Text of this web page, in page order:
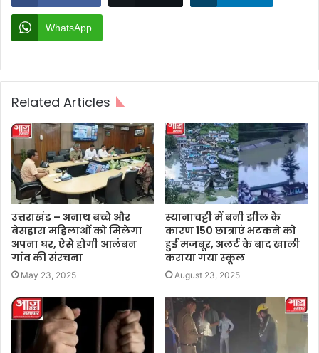
WhatsApp
Related Articles
उत्तराखंड – अनाथ बच्चे और
बेसहारा महिलाओं को मिलेगा
अपना घर, ऐसे होगी आलंबन
गांव की संरचना
May 23, 2025
स्यानाचट्टी में बनी झील के
कारण 150 छात्राएं भटकने को
हुई मजबूर, अलर्ट के बाद खाली
कराया गया स्कूल
August 23, 2025